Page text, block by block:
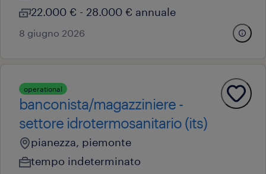
22.000 € - 28.000 € annuale
8 giugno 2026
operational
banconista/magazziniere -
settore idrotermosanitario (its)
pianezza, piemonte
tempo indeterminato